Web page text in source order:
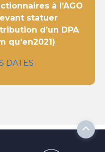
à l’AGO
statuer
d’un DPA
qu'en2021)
DATES